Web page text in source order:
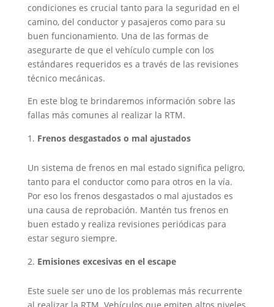
condiciones es crucial tanto para la seguridad en el
camino, del conductor y pasajeros como para su
buen funcionamiento. Una de las formas de
asegurarte de que el vehículo cumple con los
estándares requeridos es a través de las revisiones
técnico mecánicas.
En este blog te brindaremos información sobre las
fallas más comunes al realizar la RTM.
Frenos desgastados o mal ajustados
Un sistema de frenos en mal estado significa peligro,
tanto para el conductor como para otros en la vía.
Por eso los frenos desgastados o mal ajustados es
una causa de reprobación. Mantén tus frenos en
buen estado y realiza revisiones periódicas para
estar seguro siempre.
Emisiones excesivas en el escape
Este suele ser uno de los problemas más recurrente